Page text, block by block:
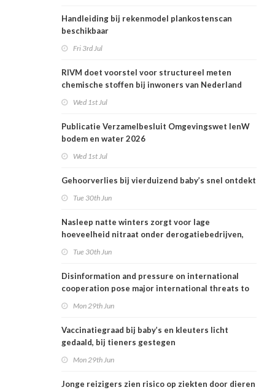
Handleiding bij rekenmodel plankostenscan
beschikbaar
Fri 3rd Jul
RIVM doet voorstel voor structureel meten
chemische stoffen bij inwoners van Nederland
Wed 1st Jul
Publicatie Verzamelbesluit Omgevingswet IenW
bodem en water 2026
Wed 1st Jul
Gehoorverlies bij vierduizend baby’s snel ontdekt
Tue 30th Jun
Nasleep natte winters zorgt voor lage
hoeveelheid nitraat onder derogatiebedrijven,
Tue 30th Jun
Disinformation and pressure on international
cooperation pose major international threats to
Mon 29th Jun
Vaccinatiegraad bij baby’s en kleuters licht
gedaald, bij tieners gestegen
Mon 29th Jun
Jonge reizigers zien risico op ziekten door dieren